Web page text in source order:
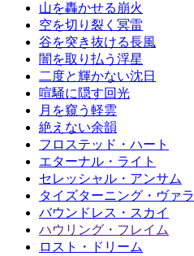
山を轟かせる崩火
空を切り裂く冥雷
谷を突き抜ける長風
闇を取り払う浮星
二度と輝かない沈日
喧騒に隠す回光
月を窺う軽雲
絶えない余韻
フロステッド・ハート
エターナル・ライト
セレッシャル・アンサム
タイズターニング・ヴァラ
バウンドレス・スカイ
ハウリング・フレイム
ロスト・ドリーム